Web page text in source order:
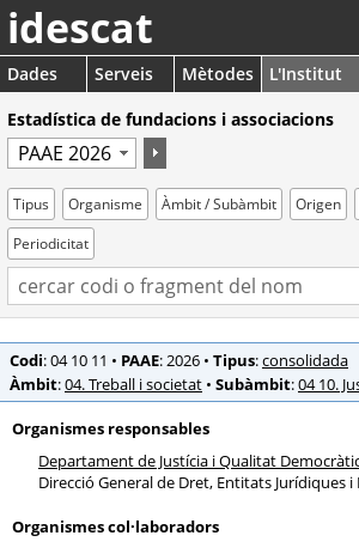
idescat
Dades Serveis Mètodes
L'Institut
Estadística de fundacions i associacions
Tipus Organisme Àmbit / Subàmbit Origen
Periodicitat
Codi: 04 10 11 • PAAE: 2026 • Tipus:consolidada
Àmbit:04. Treball i societat • Subàmbit:04 10.
Organismes responsables
Departament de Justícia i Qualitat
Direcció General de Dret, Entitats Jurídiques i
Organismes col·laboradors